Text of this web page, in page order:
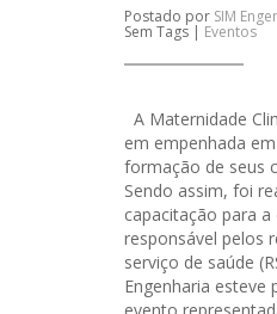
Postado por SIM
Sem Tags | Eventos
A Maternidade
em empenhada
formação de seus
Sendo assim, foi
capacitação para a
responsável pelos
serviço de saúde
Engenharia esteve